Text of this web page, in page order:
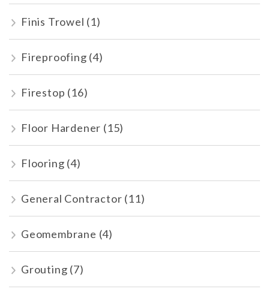
Finis Trowel (1)
Fireproofing (4)
Firestop (16)
Floor Hardener (15)
Flooring (4)
General Contractor (11)
Geomembrane (4)
Grouting (7)